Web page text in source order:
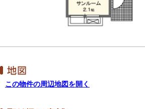
この物件の周辺地図を開く